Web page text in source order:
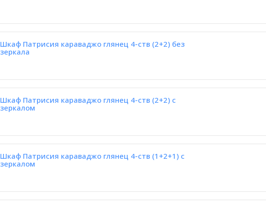
Шкаф Патрисия караваджо глянец 4-ств (2+2) без
зеркала
Шкаф Патрисия караваджо глянец 4-ств (2+2) с
зеркалом
Шкаф Патрисия караваджо глянец 4-ств (1+2+1) с
зеркалом